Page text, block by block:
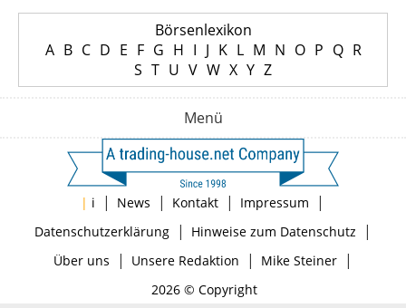
Börsenlexikon
A B C D E F G H I J K L M N O P Q R
S T U V W X Y Z
Menü
| i | News | Kontakt | Impressum |
Datenschutzerklärung| Hinweise zum Datenschutz |
Über uns | Unsere Redaktion | Mike Steiner|
2026 © Copyright